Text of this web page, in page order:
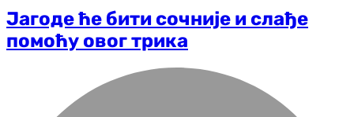
Јагоде ће бити сочније и слађе
помоћу овог трика